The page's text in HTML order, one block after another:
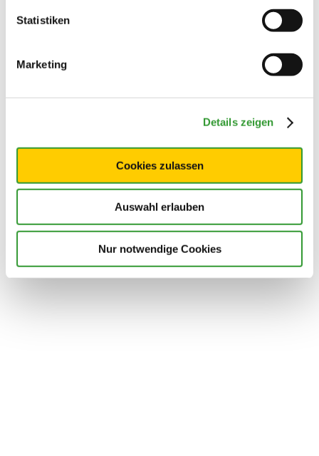
Statistiken
Marketing
Details zeigen
Cookies zulassen
Auswahl erlauben
Nur notwendige Cookies